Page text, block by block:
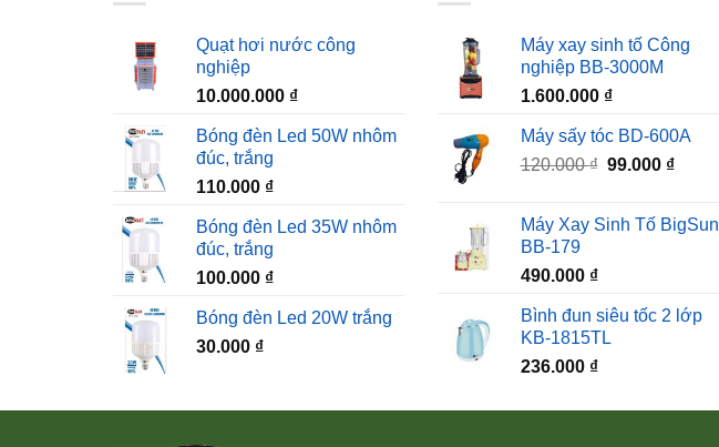
Quạt hơi nước công
nghiệp
10.000.000 ₫
Bóng đèn Led 50W nhôm
đúc, trắng
110.000 ₫
Bóng đèn Led 35W nhôm
đúc, trắng
100.000 ₫
Bóng đèn Led 20W trắng
30.000 ₫
Máy xay sinh tố Công
nghiệp BB-3000M
1.600.000 ₫
Máy sấy tóc BD-600A
120.000₫ Giá
120.000 ₫.
99.000 ₫Giá
là:
Máy Xay Sinh Tố BigSun
BB-179
490.000 ₫
Bình đun siêu tốc 2 lớp
KB-1815TL
236.000 ₫